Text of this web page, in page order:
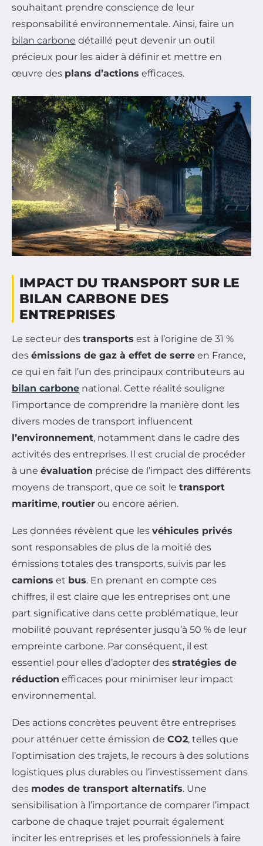
souhaitant prendre conscience de leur
responsabilité environnementale. Ainsi, faire un
bilan carbone détaillé peut devenir un outil
précieux pour les aider à définir et mettre en
œuvre des plans d’actions efficaces.
IMPACT DU TRANSPORT SUR LE
BILAN CARBONE DES
ENTREPRISES
Le secteur des transports est à l’origine de 31 %
des émissions de gaz à effet de serre en France,
ce qui en fait l’un des principaux contributeurs au
bilan carbone national. Cette réalité souligne
l’importance de comprendre la manière dont les
divers modes de transport influencent
l’environnement, notamment dans le cadre des
activités des entreprises. Il est crucial de procéder
à une évaluation précise de l’impact des différents
moyens de transport, que ce soit le transport
maritime, routier ou encore aérien.
Les données révèlent que les véhicules privés
sont responsables de plus de la moitié des
émissions totales des transports, suivis par les
camions et bus. En prenant en compte ces
chiffres, il est claire que les entreprises ont une
part significative dans cette problématique, leur
mobilité pouvant représenter jusqu’à 50 % de leur
empreinte carbone. Par conséquent, il est
essentiel pour elles d’adopter des stratégies de
réduction efficaces pour minimiser leur impact
environnemental.
Des actions concrètes peuvent être entreprises
pour atténuer cette émission de CO2, telles que
l’optimisation des trajets, le recours à des solutions
logistiques plus durables ou l’investissement dans
des modes de transport alternatifs. Une
sensibilisation à l’importance de comparer l’impact
carbone de chaque trajet pourrait également
inciter les entreprises et les professionnels à faire